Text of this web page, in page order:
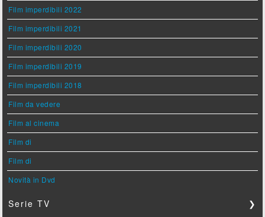
Film imperdibili 2022
Film imperdibili 2021
Film imperdibili 2020
Film imperdibili 2019
Film imperdibili 2018
Film da vedere
Film al cinema
Film di
Film di
Novità in Dvd
Serie TV ❯